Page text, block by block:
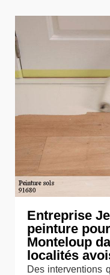
Entreprise
peinture
Monteloup
localités
Des interventions